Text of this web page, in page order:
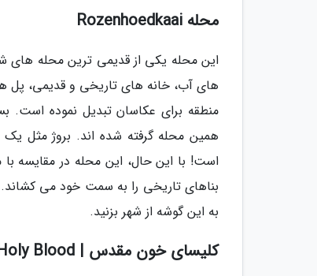
محله Rozenhoedkaai
این محله یکی از قدیمی ترین محله های
های آب، خانه های تاریخی و قدیمی، پل
منطقه برای عکاسان تبدیل نموده است.
همین محله گرفته شده اند. بروژ مثل
است! با این حال، این محله در مقایسه
بناهای تاریخی را به سمت خود می
به این گوشه از شهر بزنید.
کلیسای خون مقدس | Basilica of the Holy Blood